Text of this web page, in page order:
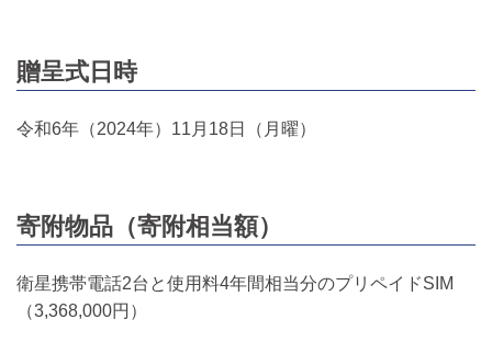
贈呈式日時
令和6年（2024年）11月18日（月曜）
寄附物品（寄附相当額）
衛星携帯電話2台と使用料4年間相当分のプリペイドSIM
（3,368,000円）